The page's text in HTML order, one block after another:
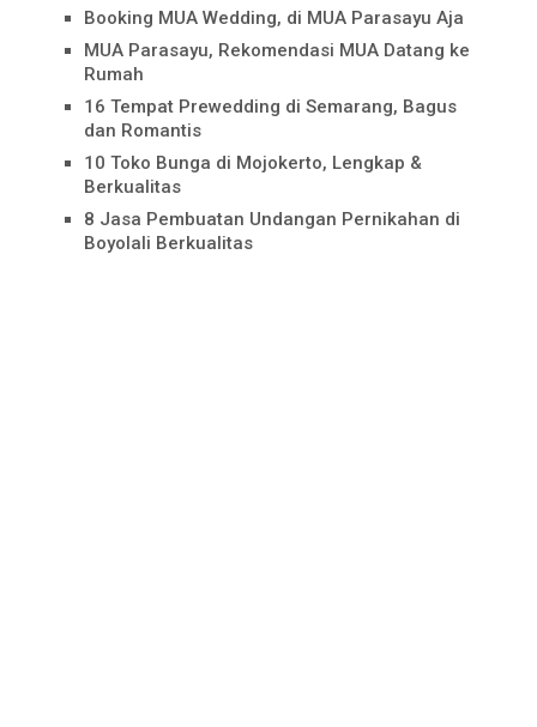
Booking MUA Wedding, di MUA Parasayu Aja
MUA Parasayu, Rekomendasi MUA Datang ke
Rumah
16 Tempat Prewedding di Semarang, Bagus
dan Romantis
10 Toko Bunga di Mojokerto, Lengkap &
Berkualitas
8 Jasa Pembuatan Undangan Pernikahan di
Boyolali Berkualitas